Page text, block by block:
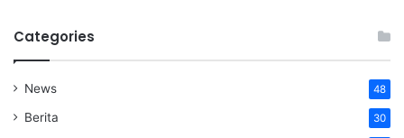
Categories
News 48
Berita 30